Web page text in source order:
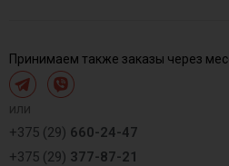
Принимаем также заказы через
или
+375 (29) 660-24-47
+375 (29) 377-87-21